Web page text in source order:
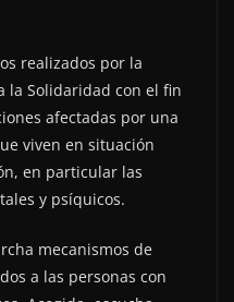
realizados por la
la Solidaridad con el fin
afectadas por una
viven en situación
en particular las
y psíquicos.
mecanismos de
a las personas con